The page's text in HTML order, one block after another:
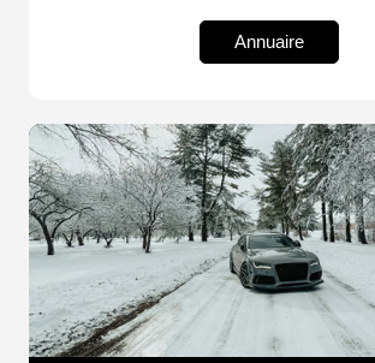
Annuaire